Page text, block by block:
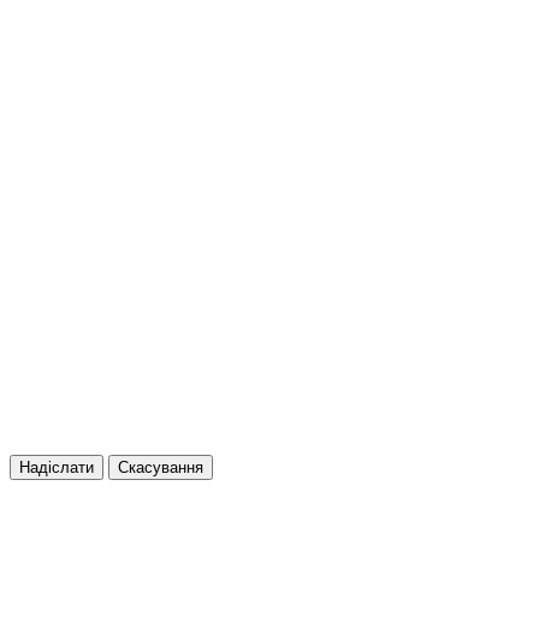
Надіслати Скасування